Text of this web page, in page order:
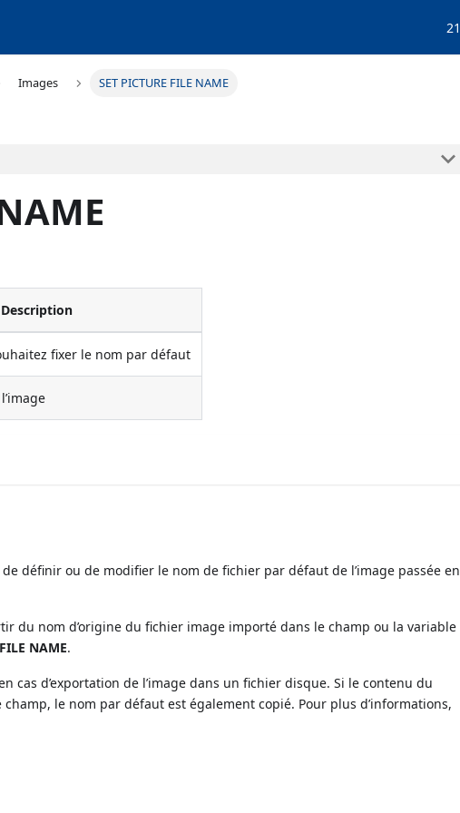
21
Images SET PICTURE FILE NAME
Description
fixer le nom par défaut
définir ou de modifier le nom de fichier par défaut de l’image passée en
du nom d’origine du fichier image importé dans le champ ou la variable
NAME.
cas d’exportation de l’image dans un fichier disque. Si le contenu du
le nom par défaut est également copié. Pour plus d’informations,